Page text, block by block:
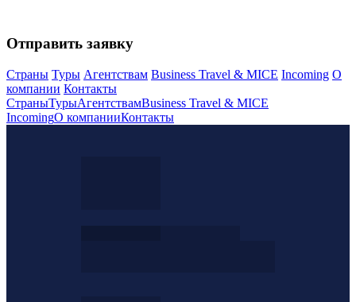
Отправить заявку
Страны Туры Агентствам Business Travel & MICE Incoming О
компании Контакты
СтраныТурыАгентствамBusiness Travel & MICE
IncomingО компанииКонтакты